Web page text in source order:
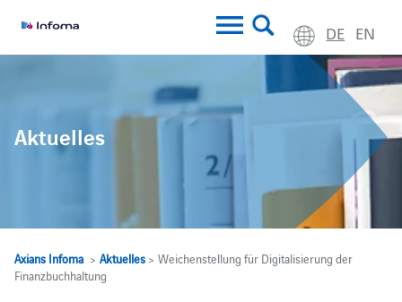
DE EN
Aktuelles
Axians Infoma> Aktuelles> Weichenstellung für Digitalisierung der
Finanzbuchhaltung